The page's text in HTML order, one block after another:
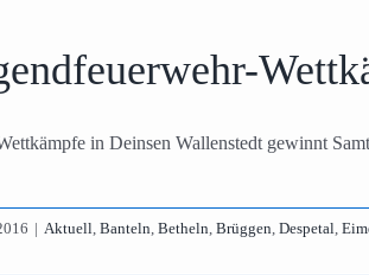
in Deinsen Wallenstedt gewinnt
| Aktuell, Banteln, Betheln, Brüggen, Despetal,